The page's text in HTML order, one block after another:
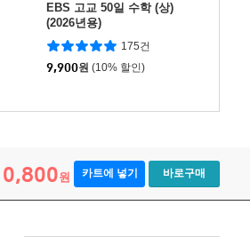
EBS 고교 50일 수학 (상)
(2026년용)
175건
9,900원 (10% 할인)
원 카트에 넣기 바로구매